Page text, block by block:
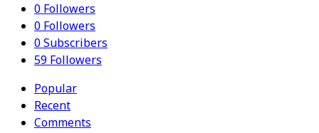
0Followers
0Followers
0Subscribers
59Followers
Popular
Recent
Comments